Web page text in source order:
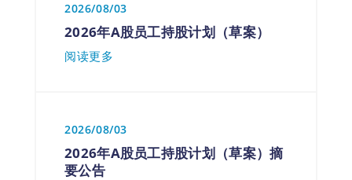
2026/08/03
2026年A股员工持股计划（草案）
阅读更多
2026/08/03
2026年A股员工持股计划（草案）摘
要公告